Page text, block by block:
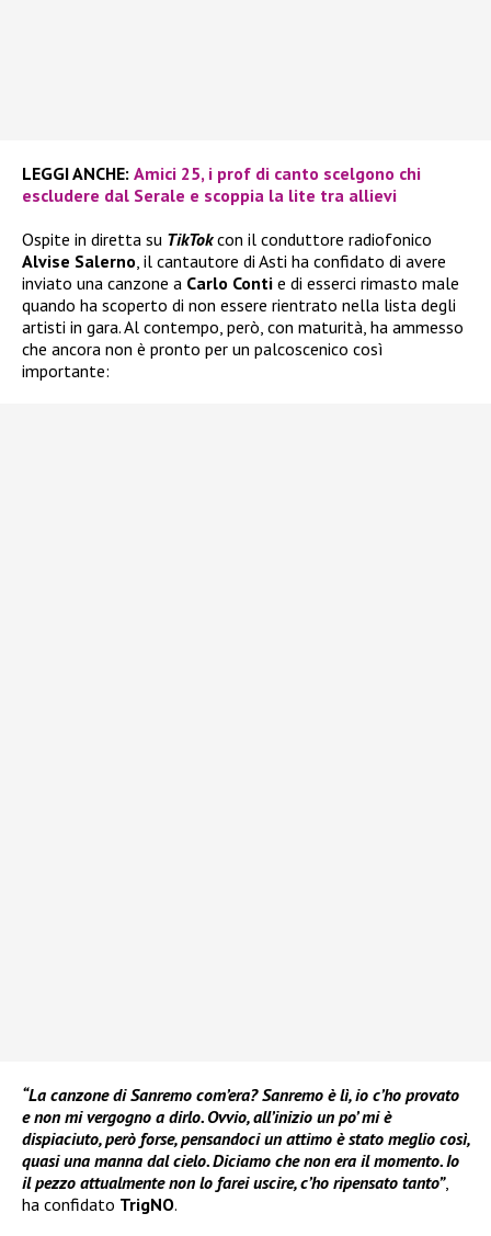
LEGGI ANCHE: Amici 25, i prof di canto scelgono chi
escludere dal Serale e scoppia la lite tra allievi
Ospite in diretta su TikTokcon il conduttore radiofonico
Alvise Salerno, il cantautore di Asti ha confidato di avere
inviato una canzone a Carlo Conti e di esserci rimasto male
quando ha scoperto di non essere rientrato nella lista degli
artisti in gara. Al contempo, però, con maturità, ha ammesso
che ancora non è pronto per un palcoscenico così
importante:
“La canzone di Sanremo com’era? Sanremo è lì, io c’ho provato
e non mi vergogno a dirlo. Ovvio, all’inizio un po’ mi è
dispiaciuto, però forse, pensandoci un attimo è stato meglio così,
quasi una manna dal cielo. Diciamo che non era il momento. Io
il pezzo attualmente non lo farei uscire, c’ho ripensato tanto”,
ha confidato TrigNO.